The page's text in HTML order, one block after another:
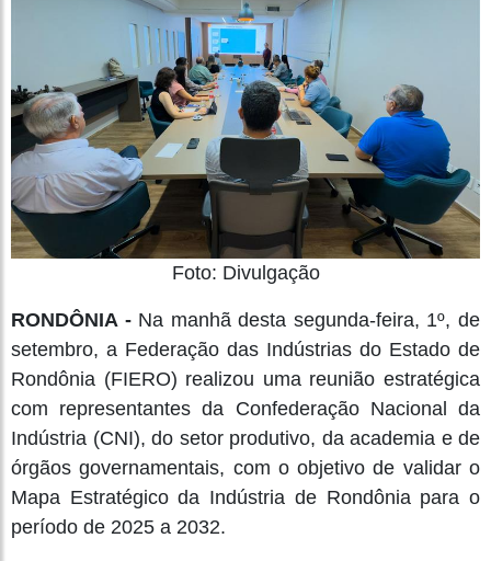
Foto: Divulgação
RONDÔNIA -Na manhã desta segunda-feira, 1º, de
setembro, a Federação das Indústrias do Estado de
Rondônia (FIERO) realizou uma reunião estratégica
com representantes da Confederação Nacional da
Indústria (CNI), do setor produtivo, da academia e de
órgãos governamentais, com o objetivo de validar o
Mapa Estratégico da Indústria de Rondônia para o
período de 2025 a 2032.